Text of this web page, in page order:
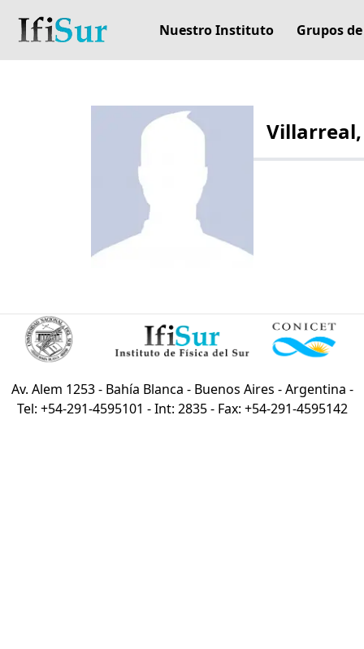
Nuestro Instituto Grupos
Av. Alem 1253 - Bahía Blanca - Buenos Aires - Argentina -
Tel: +54-291-4595101 - Int: 2835 - Fax: +54-291-4595142